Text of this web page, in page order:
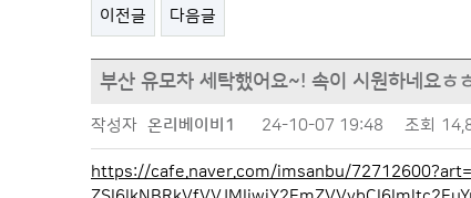
이전글 다음글
부산 유모차 세탁했어요~! 속이 시원하네요ㅎ
작성자 온리베이비1 24-10-07 19:48 조회
https://cafe.naver.com/imsanbu/